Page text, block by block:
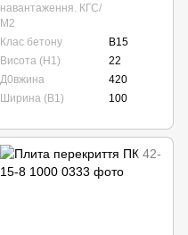
навантаження. КГС/
М2
Клас бетону
B15
Висота (Н1)
22
Д0вжина
420
Ширина (В1)
100